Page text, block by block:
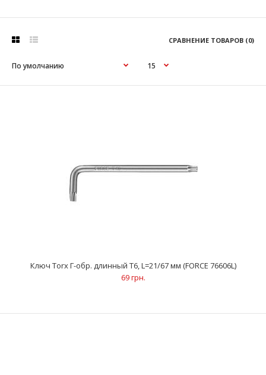
СРАВНЕНИЕ ТОВАРОВ (0)
Ключ Torx Г-обр. длинный Т6, L=21/67 мм (FORCE 76606L)
69 грн.
Ключ Torx Г-обр. длинный Т6, L=21/67 мм (FORCE 76606L)
69 грн.